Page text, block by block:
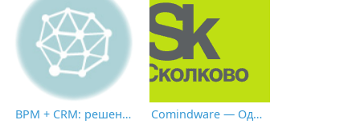
BPM + CRM: решение для успешной цифровой трансформации Comindware — Один из Первых Успешных Выпускников Сколково 2021